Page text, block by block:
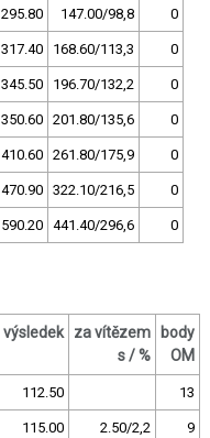
295.80 147.00/98,8 0
317.40 168.60/113,3 0
345.50 196.70/132,2 0
350.60 201.80/135,6 0
410.60 261.80/175,9 0
470.90 322.10/216,5 0
590.20 441.40/296,6 0
výsledek
za vítězem
s / %
body
OM
112.50 13
115.00 2.50/2,2 9